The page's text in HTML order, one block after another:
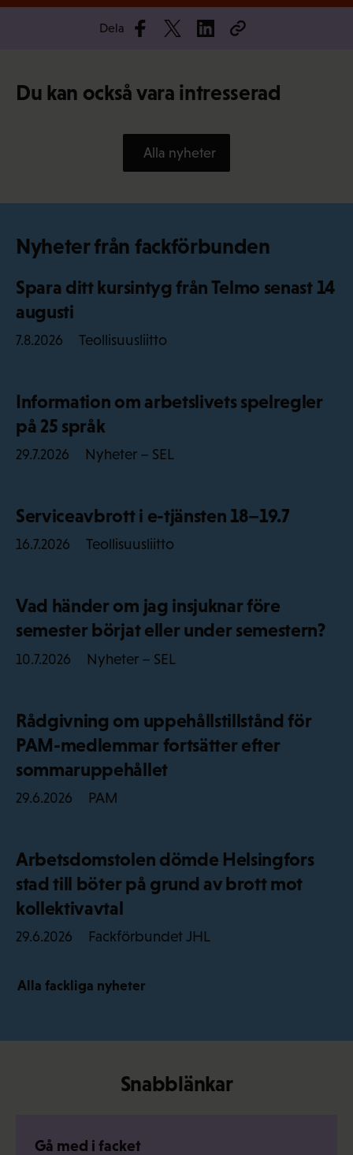
Dela
Du kan också vara intresserad
Alla nyheter
Nyheter från fackförbunden
Spara ditt kursintyg från Telmo senast 14
augusti
7.8.2026 Teollisuusliitto
Information om arbetslivets spelregler
på 25 språk
29.7.2026 Nyheter – SEL
Serviceavbrott i e-tjänsten 18–19.7
16.7.2026 Teollisuusliitto
Vad händer om jag insjuknar före
semester börjat eller under semestern?
10.7.2026 Nyheter – SEL
Rådgivning om uppehållstillstånd för
PAM-medlemmar fortsätter efter
sommaruppehållet
29.6.2026 PAM
Arbetsdomstolen dömde Helsingfors
stad till böter på grund av brott mot
kollektivavtal
29.6.2026 Fackförbundet JHL
Alla fackliga nyheter
Snabblänkar
Gå med i facket